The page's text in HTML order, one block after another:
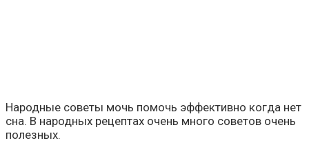
Народные советы мочь помочь эффективно когда нет
сна. В народных рецептах очень много советов очень
полезных.